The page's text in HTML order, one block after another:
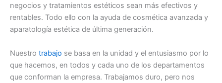
negocios y tratamientos estéticos sean más efectivos y
rentables. Todo ello con la ayuda de cosmética avanzada y
aparatología estética de última generación.
Nuestro trabajo se basa en la unidad y el entusiasmo por lo
que hacemos, en todos y cada uno de los departamentos
que conforman la empresa. Trabajamos duro, pero nos